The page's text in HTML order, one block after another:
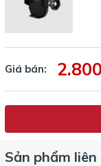
Giá bán:
Sản phẩm liên